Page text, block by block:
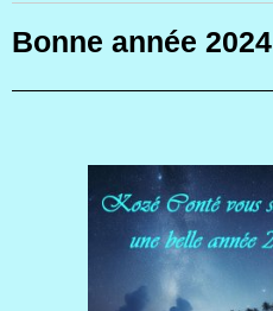
Bonne année 2024